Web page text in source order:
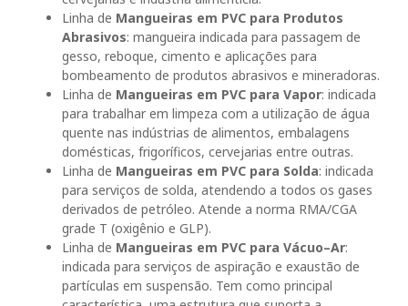
Linha de Mangueiras em PVC para Produtos
Abrasivos: mangueira indicada para passagem de
gesso, reboque, cimento e aplicações para
bombeamento de produtos abrasivos e mineradoras.
Linha de Mangueiras em PVC para Vapor: indicada
para trabalhar em limpeza com a utilização de água
quente nas indústrias de alimentos, embalagens
domésticas, frigoríficos, cervejarias entre outras.
Linha de Mangueiras em PVC para Solda: indicada
para serviços de solda, atendendo a todos os gases
derivados de petróleo. Atende a norma RMA/CGA
grade T (oxigênio e GLP).
Linha de Mangueiras em PVC para Vácuo–Ar:
indicada para serviços de aspiração e exaustão de
partículas em suspensão. Tem como principal